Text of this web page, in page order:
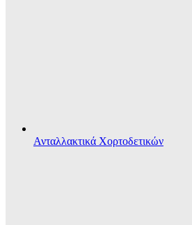
Ανταλλακτικά Χορτοδετικών